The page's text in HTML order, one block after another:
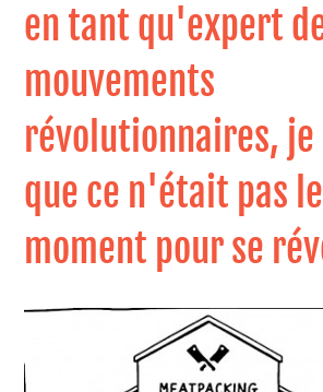
en tant qu'expert
mouvements
révolutionnaires, je
que ce n'était pas
moment pour se